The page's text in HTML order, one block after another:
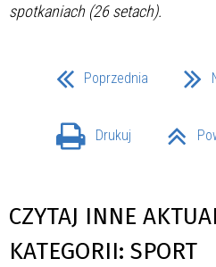
spotkaniach (26 setach).
Poprzednia
Drukuj
CZYTAJ INNE
KATEGORII: SPORT